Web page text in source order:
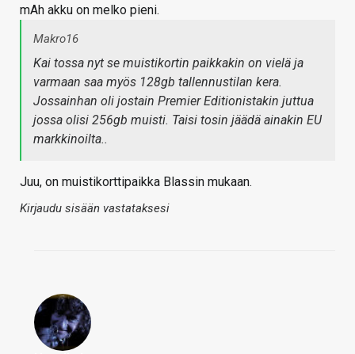
mAh akku on melko pieni.
Makro16
Kai tossa nyt se muistikortin paikkakin on vielä ja
varmaan saa myös 128gb tallennustilan kera.
Jossainhan oli jostain Premier Editionistakin juttua
jossa olisi 256gb muisti. Taisi tosin jäädä ainakin EU
markkinoilta..
Juu, on muistikorttipaikka Blassin mukaan.
Kirjaudu sisään vastataksesi